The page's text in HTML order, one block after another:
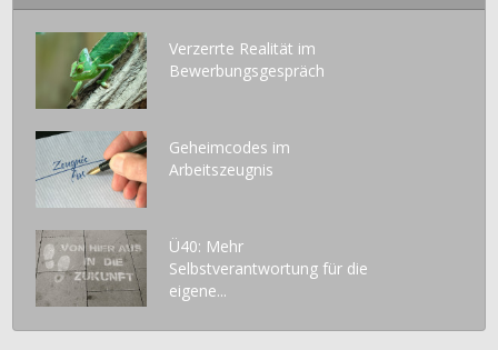
Verzerrte Realität im
Bewerbungsgespräch
Geheimcodes im
Arbeitszeugnis
Ü40: Mehr
Selbstverantwortung für die
eigene...